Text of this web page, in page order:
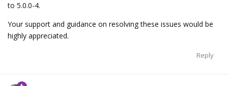
to 5.0.0-4.
Your support and guidance on resolving these issues would be
highly appreciated.
Reply